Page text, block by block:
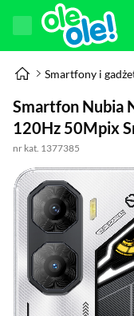
Smartfony i
Smartfon Nubia
120Hz 50Mpix
nr kat. 1377385